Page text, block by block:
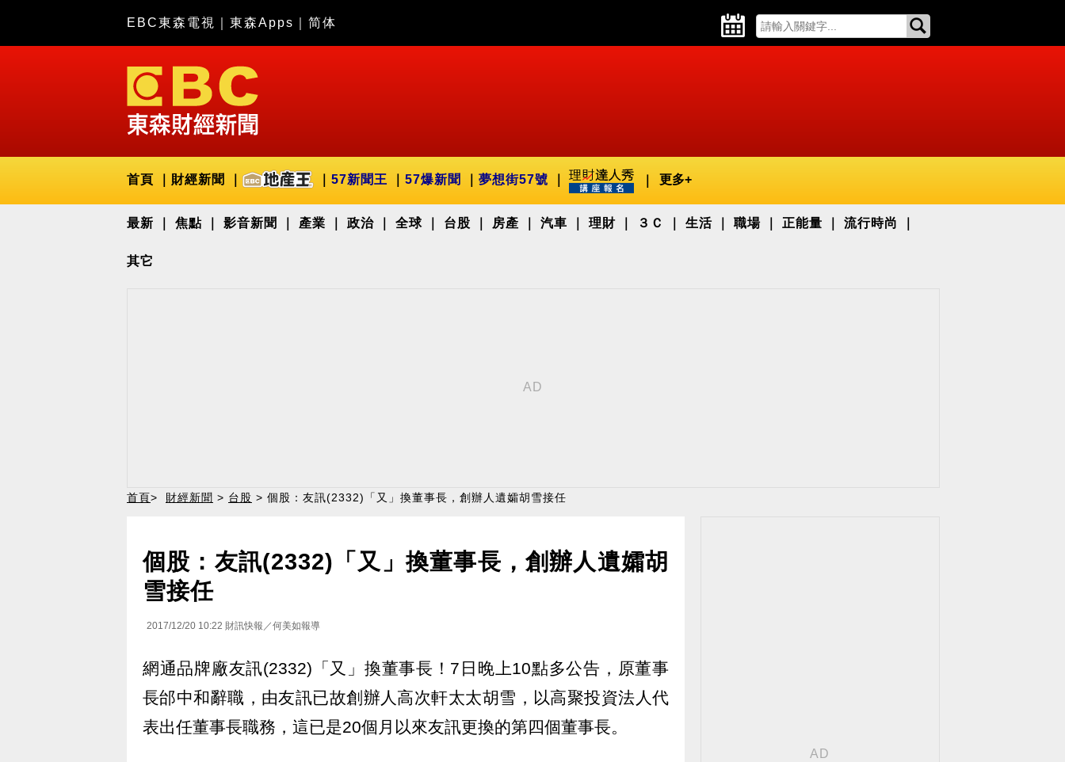
EBC東森電視 東森Apps 简体
首頁 財經新聞 57新聞王 57爆新聞 夢想街57號 更多+
最新 焦點 影音新聞 產業 政治 全球 台股 房產 汽車 理財 ３Ｃ 生活 職場 正能量 流行時尚
其它
首頁> 財經新聞 > 台股 > 個股：友訊(2332)「又」換董事長，創辦人遺孀胡雪接任
個股：友訊(2332)「又」換董事長，創辦人遺孀胡
雪接任
2017/12/20 10:22 財訊快報／何美如報導
網通品牌廠友訊(2332)「又」換董事長！7日晚上10點多公告，原董事
長邰中和辭職，由友訊已故創辦人高次軒太太胡雪，以高聚投資法人代
表出任董事長職務，這已是20個月以來友訊更換的第四個董事長。